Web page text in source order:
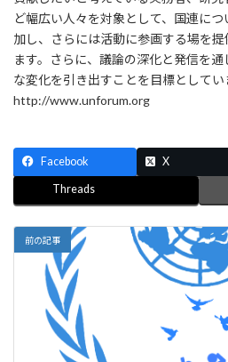
ど幅広い人々を対象として、国連に
加し、さらには活動に参画する場を
ます。さらに、議論の深化と発信を
な変化を引き出すことを目標としてい
http://www.unforum.org
Facebook X
Threads
前の記事